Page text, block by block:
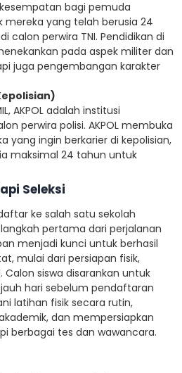
bagi pemuda
mereka yang telah berusia 24
calon perwira TNI. Pendidikan di
pada aspek militer dan
juga pengembangan karakter
AKPOL adalah institusi
perwira polisi. AKPOL membuka
yang ingin berkarier di kepolisian,
maksimal 24 tahun untuk
Seleksi
ke salah satu sekolah
pertama dari perjalanan
menjadi kunci untuk berhasil
mulai dari persiapan fisik,
siswa disarankan untuk
hari sebelum pendaftaran
latihan fisik secara rutin,
dan mempersiapkan
berbagai tes dan wawancara.